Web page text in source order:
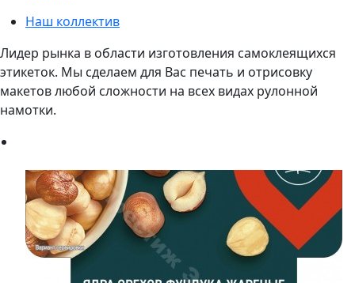
Наш коллектив
Лидер рынка в области изготовления самоклеящихся
этикеток. Мы сделаем для Вас печать и отрисовку
макетов любой сложности на всех видах рулонной
намотки.